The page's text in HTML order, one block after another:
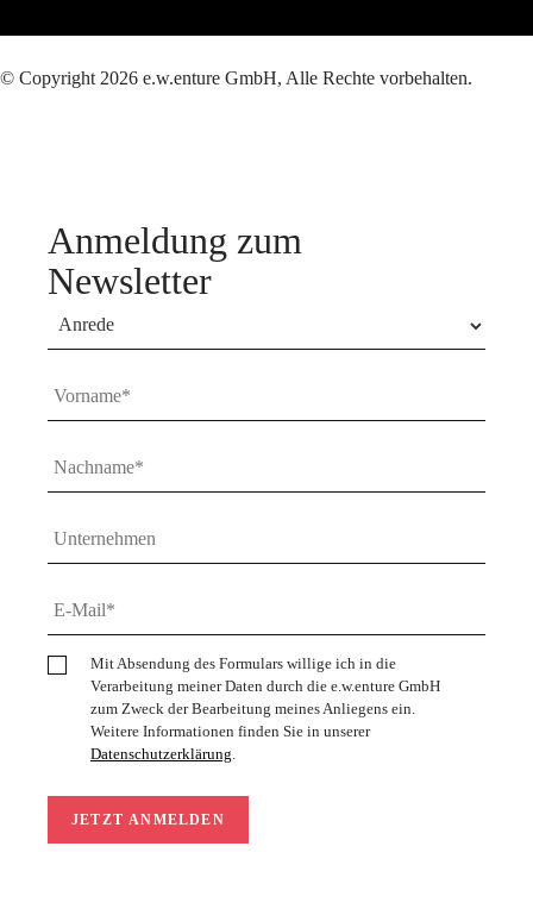
© Copyright 2026 e.w.enture GmbH, Alle Rechte vorbehalten.
Anmeldung zum
Newsletter
Mit Absendung des Formulars willige ich in die
Verarbeitung meiner Daten durch die e.w.enture GmbH
zum Zweck der Bearbeitung meines Anliegens ein.
Weitere Informationen finden Sie in unserer
Datenschutzerklärung.